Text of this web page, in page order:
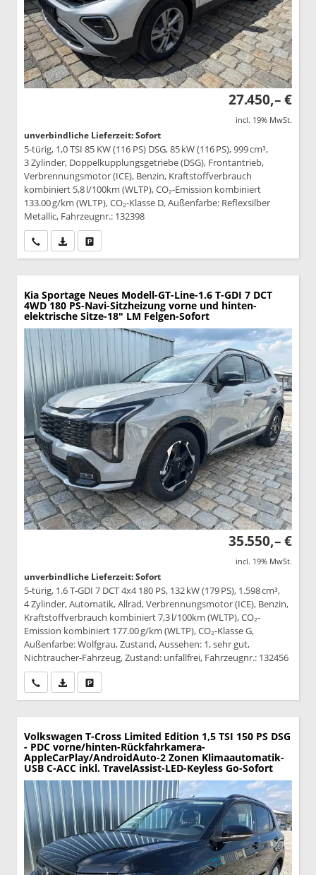
27.450,– €
incl. 19% MwSt.
unverbindliche Lieferzeit: Sofort
5-türig, 1,0 TSI 85 KW (116 PS) DSG, 85 kW (116 PS), 999 cm³,
3 Zylinder, Doppelkupplungsgetriebe (DSG), Frontantrieb,
Verbrennungsmotor (ICE), Benzin, Kraftstoffverbrauch
kombiniert 5,8 l/100km (WLTP), CO₂-Emission kombiniert
133.00 g/km (WLTP), CO₂-Klasse D, Außenfarbe: Reflexsilber
Metallic, Fahrzeugnr.: 132398
Wir rufen Sie anPDF-Datei, Fahrzeugexposé drucken
Kia Sportage Neues Modell-GT-Line-1.6 T-GDI 7 DCT
4WD 180 PS-Navi-Sitzheizung vorne und hinten-
elektrische Sitze-18" LM Felgen-Sofort
35.550,– €
incl. 19% MwSt.
unverbindliche Lieferzeit: Sofort
5-türig, 1.6 T-GDI 7 DCT 4x4 180 PS, 132 kW (179 PS), 1.598 cm³,
4 Zylinder, Automatik, Allrad, Verbrennungsmotor (ICE), Benzin,
Kraftstoffverbrauch kombiniert 7,3 l/100km (WLTP), CO₂-
Emission kombiniert 177.00 g/km (WLTP), CO₂-Klasse G,
Außenfarbe: Wolfgrau, Zustand, Aussehen: 1, sehr gut,
Nichtraucher-Fahrzeug, Zustand: unfallfrei, Fahrzeugnr.: 132456
Wir rufen Sie anPDF-Datei, Fahrzeugexposé drucken
Volkswagen T-Cross Limited Edition 1,5 TSI 150 PS DSG
- PDC vorne/hinten-Rückfahrkamera-
AppleCarPlay/AndroidAuto-2 Zonen Klimaautomatik-
USB C-ACC inkl. TravelAssist-LED-Keyless Go-Sofort